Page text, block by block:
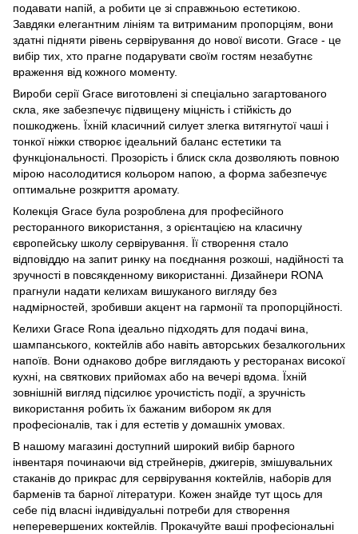
подавати напій, а робити це зі справжньою естетикою.
Завдяки елегантним лініям та витриманим пропорціям, вони
здатні підняти рівень сервірування до нової висоти. Grace - це
вибір тих, хто прагне подарувати своїм гостям незабутнє
враження від кожного моменту.
Вироби серії Grace виготовлені зі спеціально загартованого
скла, яке забезпечує підвищену міцність і стійкість до
пошкоджень. Їхній класичний силует злегка витягнутої чаші і
тонкої ніжки створює ідеальний баланс естетики та
функціональності. Прозорість і блиск скла дозволяють повною
мірою насолодитися кольором напою, а форма забезпечує
оптимальне розкриття аромату.
Колекція Grace була розроблена для професійного
ресторанного використання, з орієнтацією на класичну
європейську школу сервірування. Її створення стало
відповіддю на запит ринку на поєднання розкоші, надійності та
зручності в повсякденному використанні. Дизайнери RONA
прагнули надати келихам вишуканого вигляду без
надмірностей, зробивши акцент на гармонії та пропорційності.
Келихи Grace Rona ідеально підходять для подачі вина,
шампанського, коктейлів або навіть авторських безалкогольних
напоїв. Вони однаково добре виглядають у ресторанах високої
кухні, на святкових прийомах або на вечері вдома. Їхній
зовнішній вигляд підсилює урочистість події, а зручність
використання робить їх бажаним вибором як для
професіоналів, так і для естетів у домашніх умовах.
В нашому магазині доступний широкий вибір барного
інвентаря починаючи від стрейнерів, джигерів, змішувальних
стаканів до прикрас для сервірування коктейлів наборів для
барменів та барної літератури . Кожен знайде тут щось для
себе під власні індивідуальні потреби для створення
неперевершених коктейлів. Прокачуйте ваші професіональні